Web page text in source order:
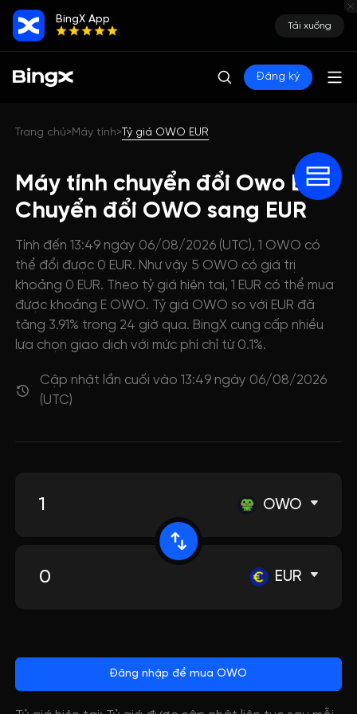
BingX App
Tải xuống
Đăng ký
Trang chủ>Máy tính>Tỷ giá OWO EUR
Máy tính chuyển đổi Owo EUR:
Chuyển đổi OWO sang EUR
Tính đến 13:49 ngày 06/08/2026 (UTC), 1 OWO có
thể đổi được 0 EUR. Như vậy 5 OWO có giá trị
khoảng 0 EUR. Theo tỷ giá hiện tại, 1 EUR có thể mua
được khoảng E OWO. Tỷ giá OWO so với EUR đã
tăng 3.91% trong 24 giờ qua. BingX cung cấp nhiều
lựa chọn giao dịch với mức phí chỉ từ 0.1%.
Cập nhật lần cuối vào 13:49 ngày 06/08/2026
(UTC)
OWO
EUR
Đăng nhập để mua OWO